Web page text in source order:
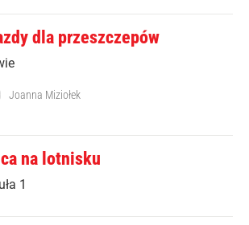
dla przeszczepów
Joanna Miziołek
na lotnisku
1